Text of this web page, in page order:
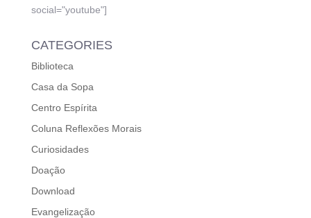
social="youtube"]
CATEGORIES
Biblioteca
Casa da Sopa
Centro Espírita
Coluna Reflexões Morais
Curiosidades
Doação
Download
Evangelização